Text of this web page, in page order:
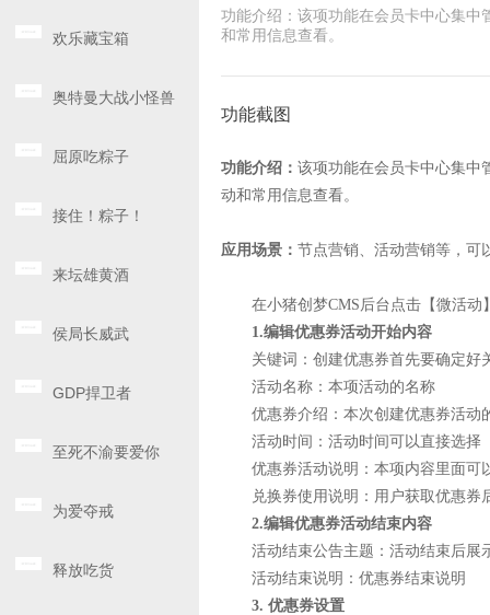
欢乐藏宝箱
奥特曼大战小怪兽
屈原吃粽子
接住！粽子！
来坛雄黄酒
侯局长威武
GDP捍卫者
至死不渝要爱你
为爱夺戒
释放吃货
功能介绍：该项功能在会员卡中心集
和常用信息查看。
功能截图
功能介绍： 该项功能在会员卡中心集中
动和常用信息查看。
应用场景： 节点营销、活动营销等，可
在小猪创梦CMS后台点击【微活动
1.编辑优惠券活动开始内容
关键词：创建优惠券首先要确定好
活动名称：本项活动的名称
优惠券介绍：本次创建优惠券活动
活动时间：活动时间可以直接选择
优惠券活动说明：本项内容里面可
兑换券使用说明：用户获取优惠券
2.编辑优惠券活动结束内容
活动结束公告主题：活动结束后展
活动结束说明：优惠券结束说明
3. 优惠券设置